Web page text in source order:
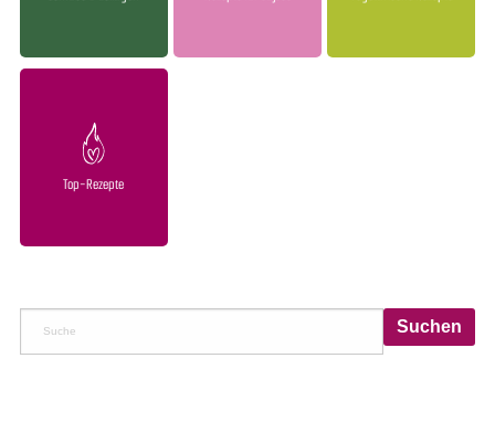
Top-Rezepte